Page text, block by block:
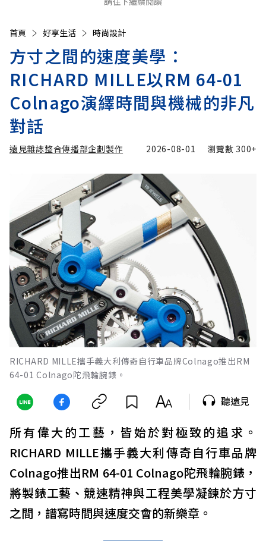
首頁 好享生活 時尚設計
方寸之間的速度美學：
RICHARD MILLE以RM 64-01
Colnago演繹時間與機械的非凡
對話
遠見雜誌整合傳播部企劃製作 2026-08-01 瀏覽數 300+
RICHARD MILLE攜手義大利傳奇自行車品牌Colnago推出RM
64-01 Colnago陀飛輪腕錶。
聽遠見
所有偉大的工藝，皆始於對極致的追求。
RICHARD MILLE攜手義大利傳奇自行車品牌
Colnago推出RM 64-01 Colnago陀飛輪腕錶，
將製錶工藝、競速精神與工程美學凝鍊於方寸
之間，譜寫時間與速度交會的新樂章。